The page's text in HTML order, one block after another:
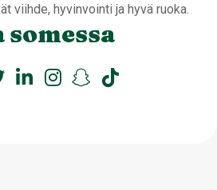
viihde, hyvinvointi ja hyvä ruoka.
somessa